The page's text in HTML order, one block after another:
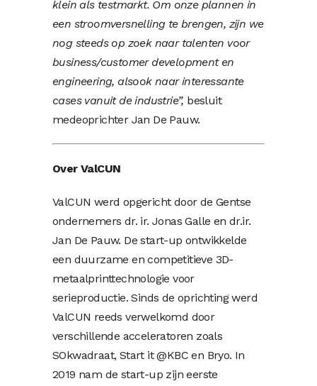
klein als testmarkt. Om onze plannen in
een stroomversnelling te brengen, zijn we
nog steeds op zoek naar talenten voor
business/customer development en
engineering, alsook naar interessante
cases vanuit de industrie”, besluit
medeoprichter Jan De Pauw.
Over ValCUN
ValCUN werd opgericht door de Gentse
ondernemers dr. ir. Jonas Galle en dr.ir.
Jan De Pauw. De start-up ontwikkelde
een duurzame en competitieve 3D-
metaalprinttechnologie voor
serieproductie. Sinds de oprichting werd
ValCUN reeds verwelkomd door
verschillende acceleratoren zoals
SOkwadraat, Start it @KBC en Bryo. In
2019 nam de start-up zijn eerste